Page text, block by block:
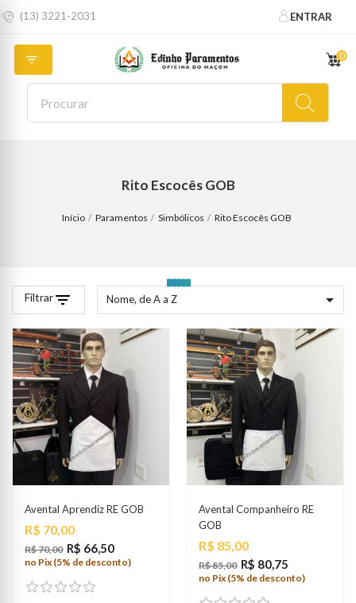
(13) 3221-2031 ENTRAR
 0
Rito Escocês GOB
Início Paramentos Simbólicos Rito Escocês GOB
Filtrarfilter_list Nome, de A a Z 
Avental Aprendiz RE GOB
Preço
R$ 70,00
R$ 70,00 R$ 66,50
no Pix (5% de desconto)
Avental Companheiro RE
GOB
Preço
R$ 85,00
R$ 85,00 R$ 80,75
no Pix (5% de desconto)